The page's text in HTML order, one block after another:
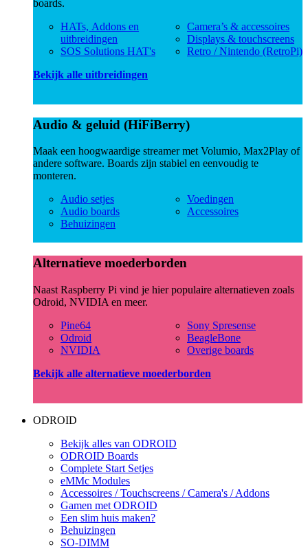
boards.
HATs, Addons en
uitbreidingen
SOS Solutions HAT's
Camera’s & accessoires
Displays & touchscreens
Retro / Nintendo (RetroPi)
Bekijk alle uitbreidingen
Audio & geluid (HiFiBerry)
Maak een hoogwaardige streamer met Volumio, Max2Play of
andere software. Boards zijn stabiel en eenvoudig te
monteren.
Audio setjes
Audio boards
Behuizingen
Voedingen
Accessoires
Alternatieve moederborden
Naast Raspberry Pi vind je hier populaire alternatieven zoals
Odroid, NVIDIA en meer.
Pine64
Odroid
NVIDIA
Sony Spresense
BeagleBone
Overige boards
Bekijk alle alternatieve moederborden
ODROID
Bekijk alles van ODROID
ODROID Boards
Complete Start Setjes
eMMc Modules
Accessoires / Touchscreens / Camera's / Addons
Gamen met ODROID
Een slim huis maken?
Behuizingen
SO-DIMM